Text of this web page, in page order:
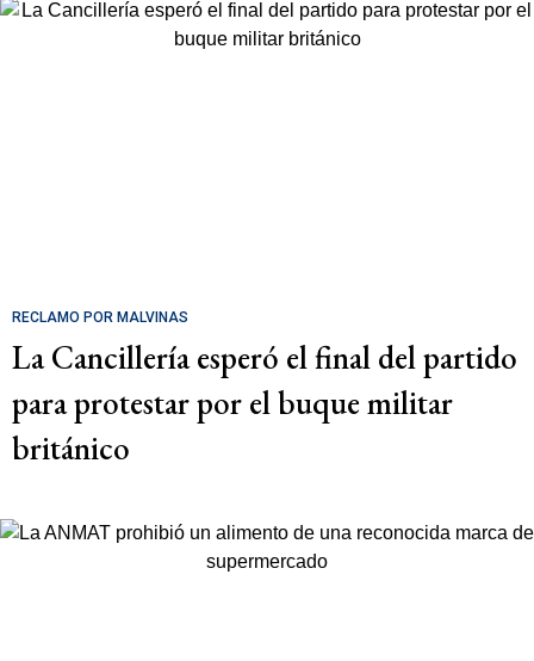
RECLAMO POR MALVINAS
La Cancillería esperó el final del partido
para protestar por el buque militar
británico